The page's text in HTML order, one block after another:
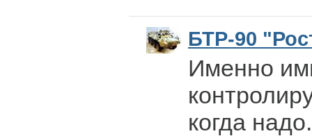
БТР-90
Именно
когда надо.